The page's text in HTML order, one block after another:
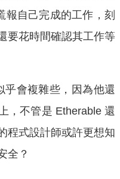
報自己完成的工作，刻
要花時間確認其工作等
乎會複雜些，因為他還
，不管是 Etherable 還
程式設計師或許更想知
全？